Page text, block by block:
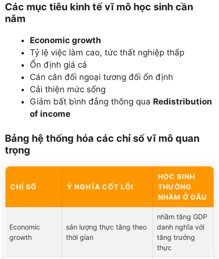
Các mục tiêu kinh tế vĩ mô học sinh cần
nắm
Economic growth
Tỷ lệ việc làm cao, tức thất nghiệp thấp
Ổn định giá cả
Cán cân đối ngoại tương đối ổn định
Cải thiện mức sống
Giảm bất bình đẳng thông qua Redistribution
of income
Bảng hệ thống hóa các chỉ số vĩ mô quan
trọng
CHỈ SỐ Ý NGHĨA CỐT LÕI
HỌC SINH
THƯỜNG
NHẦM Ở ĐÂU
Economic
growth
sản lượng thực tăng theo
thời gian
nhầm tăng GDP
danh nghĩa với
tăng trưởng
thực